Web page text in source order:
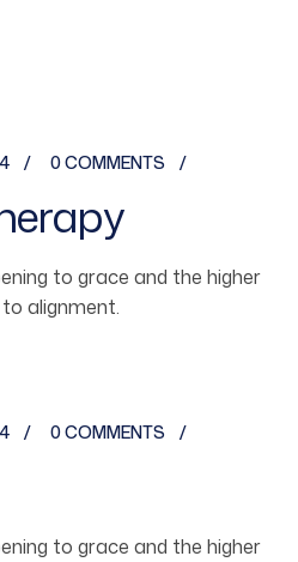
0 COMMENTS
to grace and the higher
alignment.
0 COMMENTS
to grace and the higher